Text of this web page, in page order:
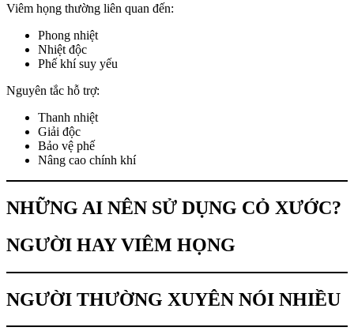
Viêm họng thường liên quan đến:
Phong nhiệt
Nhiệt độc
Phế khí suy yếu
Nguyên tắc hỗ trợ:
Thanh nhiệt
Giải độc
Bảo vệ phế
Nâng cao chính khí
NHỮNG AI NÊN SỬ DỤNG CỎ XƯỚC?
NGƯỜI HAY VIÊM HỌNG
NGƯỜI THƯỜNG XUYÊN NÓI NHIỀU